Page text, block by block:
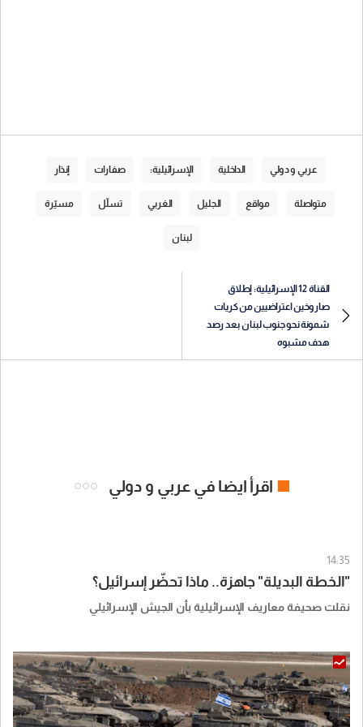
عربي و دولي الداخلية الإسرائيلية: صفارات إنذار
متواصلة مواقع الجليل الغربي تسلّل مسيّرة
لبنان
القناة 12 الإسرائيلية: إطلاق
صاروخين اعتراضيين من كريات
شمونة نحو جنوب لبنان بعد رصد
هدف مشبوه
اقرأ ايضا في عربي و دولي
14:35
"الخطة البديلة" جاهزة.. ماذا تحضّر إسرائيل؟
نقلت صحيفة معاريف الإسرائيلية بأن الجيش الإسرائيلي